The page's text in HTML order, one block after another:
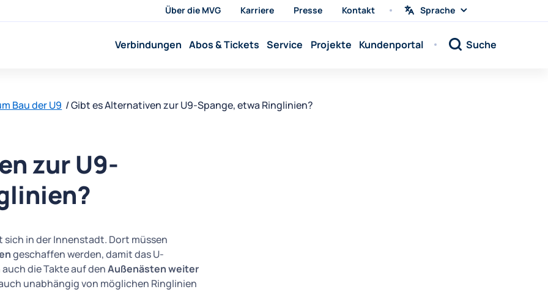
Über die MVG Karriere Presse Kontakt
Sprache
Sprache
Verbindungen Abos & Tickets Service Projekte Kundenportal Suche
Bau der U9 Gibt es Alternativen zur U9-Spange, etwa Ringlinien?
zur U9-
in der Innenstadt. Dort müssen
geschaffen werden, damit das U-
die Takte auf denAußenästen weiter
unabhängig von möglichen Ringlinien